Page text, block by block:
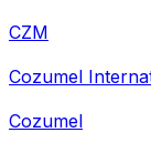
CZM
Cozumel
Cozumel